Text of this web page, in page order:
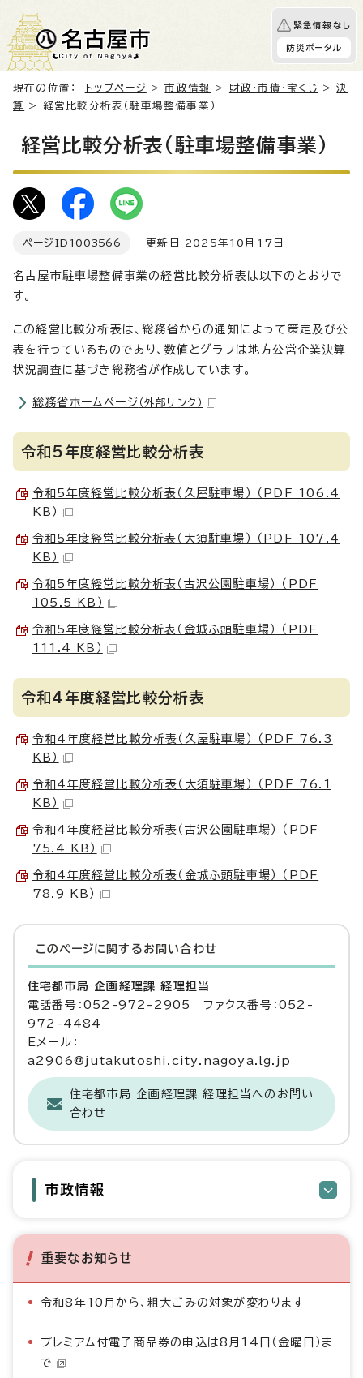
緊急情報なし
防災ポータル
現在の位置： トップページ >市政情報 > 財政・市債・宝くじ >決
算
> 経営比較分析表（駐車場整備事業）
経営比較分析表（駐車場整備事業）
ページID 1003566 更新日 2025年10月17日
名古屋市駐車場整備事業の経営比較分析表は以下のとおりで
す。
この経営比較分析表は、総務省からの通知によって策定及び公
表を行っているものであり、数値とグラフは地方公営企業決算
状況調査に基づき総務省が作成しています。
総務省ホームページ （外部リンク）
令和5年度経営比較分析表
令和5年度経営比較分析表（久屋駐車場） （PDF 106.4
KB）
令和5年度経営比較分析表（大須駐車場） （PDF 107.4
KB）
令和5年度経営比較分析表（古沢公園駐車場） （PDF
105.5 KB）
令和5年度経営比較分析表（金城ふ頭駐車場） （PDF
111.4 KB）
令和4年度経営比較分析表
令和4年度経営比較分析表（久屋駐車場） （PDF 76.3
KB）
令和4年度経営比較分析表（大須駐車場） （PDF 76.1
KB）
令和4年度経営比較分析表（古沢公園駐車場） （PDF
75.4 KB）
令和4年度経営比較分析表（金城ふ頭駐車場） （PDF
78.9 KB）
このページに関する お問い合わせ
住宅都市局 企画経理課 経理担当
電話番号：052-972-2905 ファクス番号：052-
972-4484
Eメール：
a2906@jutakutoshi.city.nagoya.lg.jp
住宅都市局 企画経理課 経理担当へのお問い
合わせ
市政情報
重要なお知らせ
令和8年10月から、粗大ごみの対象が変わります
プレミアム付電子商品券の申込は8月14日（金曜日）ま
で